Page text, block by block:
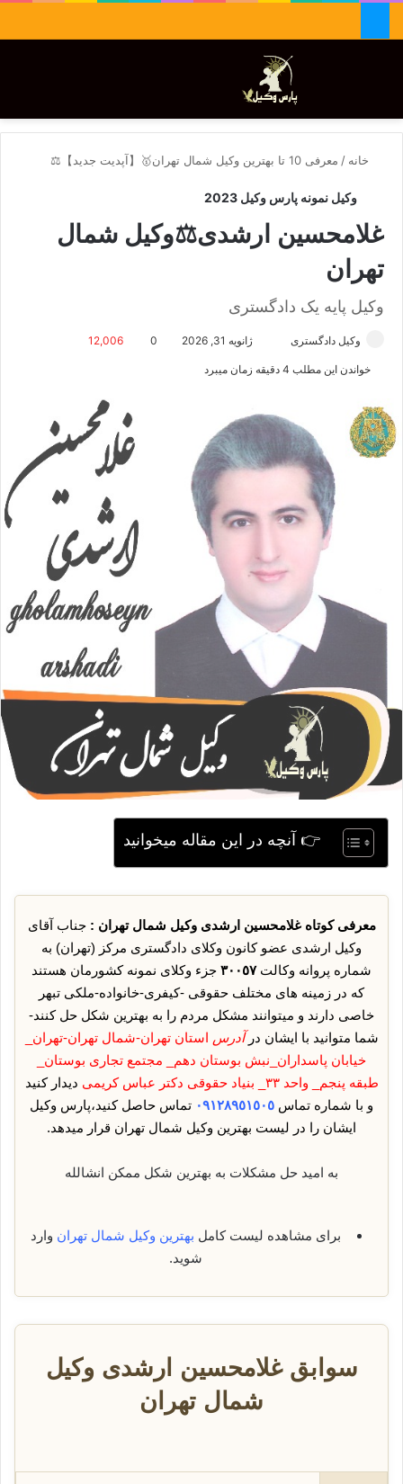
تغییر پوسته
خانه / معرفی 10 تا بهترین وکیل شمال تهران🥇【آپدیت جدید】⚖️
وکیل نمونه پارس وکیل 2023
غلامحسین ارشدی⚖️وکیل شمال
تهران
وکیل پایه یک دادگستری
وکیل دادگستری
ل
ی
ی
ژانویه 31, 2026 0
12,006
خواندن این مطلب 4 دقیقه زمان میبرد
👉 آنچه در این مقاله میخوانید
معرفی کوتاه غلامحسین ارشدی وکیل شمال تهران : جناب آقای
وکیل ارشدی عضو کانون وکلای دادگستری مرکز (تهران) به
شماره پروانه وکالت٣٠٠٥٧ جزء وکلای نمونه کشورمان هستند
که در زمینه های مختلف حقوقی -کیفری-خانواده-ملکی تبهر
خاصی دارند و میتوانند مشکل مردم را به بهترین شکل حل کنند-
شما متوانید با ایشان درآدرس استان تهران-شمال تهران-تهران_
خیابان پاسداران_نبش بوستان دهم_ مجتمع تجاری بوستان_
طبقه پنجم_ واحد ۳۳_ بنیاد حقوقی دکتر عباس کریمی
دیدار کنید
و با شماره تماس ٠٩١٢٨٩٥١٥٠٥ تماس حاصل کنید،پارس وکیل
ایشان را در لیست بهترین وکیل شمال تهران قرار میدهد.
به امید حل مشکلات به بهترین شکل ممکن انشالله
برای مشاهده لیست کامل بهترین وکیل شمال تهران وارد
شوید.
سوابق غلامحسین ارشدی وکیل
شمال تهران